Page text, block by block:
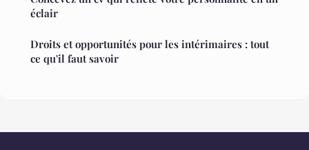
éclair
Droits et opportunités pour les intérimaires : tout
ce qu'il faut savoir